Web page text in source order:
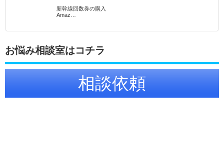
新幹線回数券の購入
Amaz…
お悩み相談室はコチラ
相談依頼